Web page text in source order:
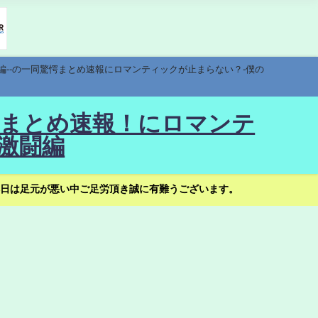
の一同驚愕まとめ速報にロマンティックが止まらない？-僕の
とめ速報！にロマンテ
闘編
足元が悪い中ご足労頂き誠に有難うございます。